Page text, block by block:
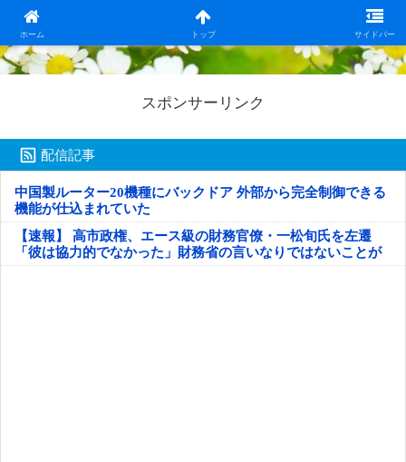
ホーム トップ サイドバー
日本第一！ニュース録
スポンサーリンク
配信記事
中国製ルーター20機種にバックドア 外部から完全制御できる
機能が仕込まれていた
【速報】 高市政権、エース級の財務官僚・一松旬氏を左遷
「彼は協力的でなかった」財務省の言いなりではないことが
判明